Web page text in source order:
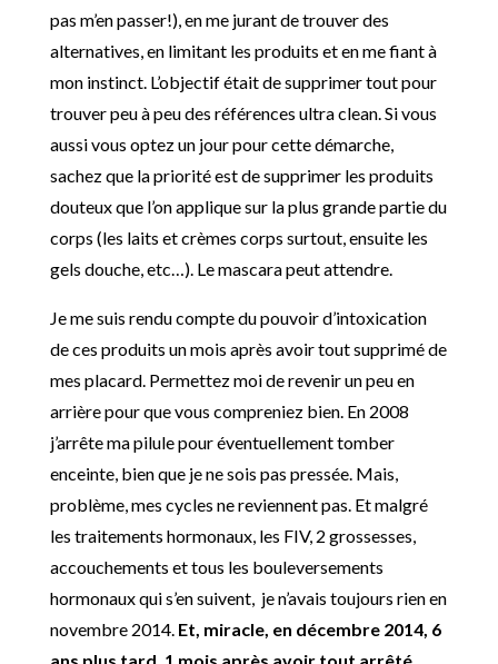
pas m’en passer!), en me jurant de trouver des
alternatives, en limitant les produits et en me fiant à
mon instinct. L’objectif était de supprimer tout pour
trouver peu à peu des références ultra clean. Si vous
aussi vous optez un jour pour cette démarche,
sachez que la priorité est de supprimer les produits
douteux que l’on applique sur la plus grande partie du
corps (les laits et crèmes corps surtout, ensuite les
gels douche, etc…). Le mascara peut attendre.
Je me suis rendu compte du pouvoir d’intoxication
de ces produits un mois après avoir tout supprimé de
mes placard. Permettez moi de revenir un peu en
arrière pour que vous compreniez bien. En 2008
j’arrête ma pilule pour éventuellement tomber
enceinte, bien que je ne sois pas pressée. Mais,
problème, mes cycles ne reviennent pas. Et malgré
les traitements hormonaux, les FIV, 2 grossesses,
accouchements et tous les bouleversements
hormonaux qui s’en suivent, je n’avais toujours rien en
novembre 2014. Et, miracle, en décembre 2014, 6